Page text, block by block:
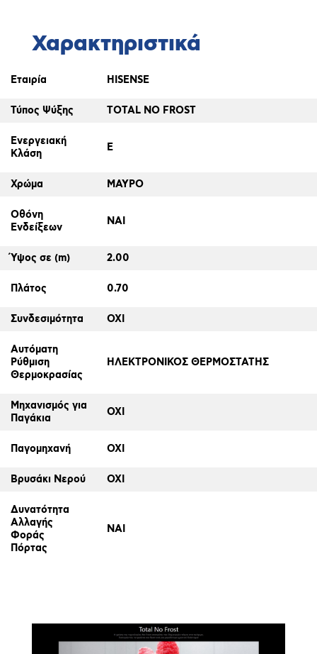
Χαρακτηριστικά
Εταιρία HISENSE
Τύπος Ψύξης TOTAL NO FROST
Ενεργειακή
Κλάση
E
Χρώμα ΜΑΥΡΟ
Οθόνη
Ενδείξεων
ΝΑΙ
Ύψος σε (m) 2.00
Πλάτος 0.70
Συνδεσιμότητα ΟΧΙ
Αυτόματη
Ρύθμιση
Θερμοκρασίας
ΗΛΕΚΤΡΟΝΙΚΟΣ ΘΕΡΜΟΣΤΑΤΗΣ
Μηχανισμός για
Παγάκια
ΟΧΙ
Παγομηχανή ΟΧΙ
Βρυσάκι Νερού ΟΧΙ
Δυνατότητα
Αλλαγής
Φοράς
Πόρτας
ΝΑΙ